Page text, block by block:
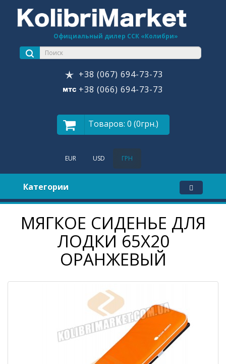
Официальный дилер ССК «Колибри»
+38 (067) 694-73-73
+38 (066) 694-73-73
Товаров: 0 (0грн.)
EUR USD ГРН
Категории
МЯГКОЕ СИДЕНЬЕ ДЛЯ
ЛОДКИ 65Х20
ОРАНЖЕВЫЙ